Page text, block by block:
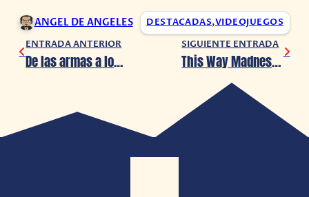
ANGEL DE ANGELES DESTACADAS,VIDEOJUEGOS
ENTRADA ANTERIOR
De las armas a los golpes, Street Fighter 6 anuncia crossover con PUBG: Battlegrounds
SIGUIENTE ENTRADA
This Way Madness Lies llegará a Switch el 25 de julio